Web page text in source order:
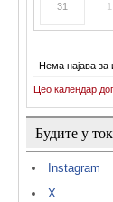
31 1
Нема најава за
Цео календар
Будите у
Instagram
X